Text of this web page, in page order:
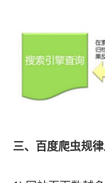
三、百度爬虫规